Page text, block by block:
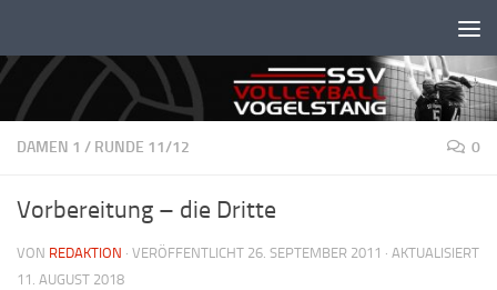
DAMEN 1 / RUNDE 11/12 0
Vorbereitung – die Dritte
VON REDAKTION · VERÖFFENTLICHT 26. SEPTEMBER 2011 · AKTUALISIERT
11. AUGUST 2018